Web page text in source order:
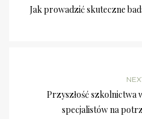
Jak prowadzić skuteczne
Przyszłość szkolnictwa
specjalistów na